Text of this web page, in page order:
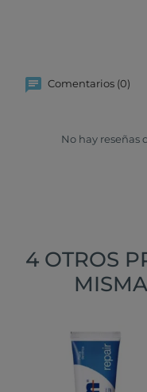
Comentarios (0)
No hay reseñas
4 OTROS